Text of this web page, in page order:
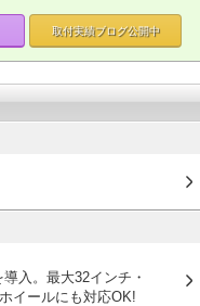
取付実績ブログ公開中
入。最大32インチ・
イールにも対応OK!